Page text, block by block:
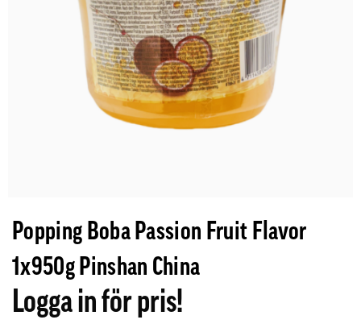
Popping Boba Passion Fruit Flavor
1x950g Pinshan China
Logga in för pris!